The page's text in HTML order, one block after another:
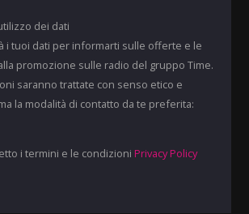
dei dati
i tuoi dati per informarti sulle offerte e le
promozione sulle radio del gruppo Time.
saranno trattate con senso etico e
la modalità di contatto da te preferita:
i termini e le condizioni Privacy Policy